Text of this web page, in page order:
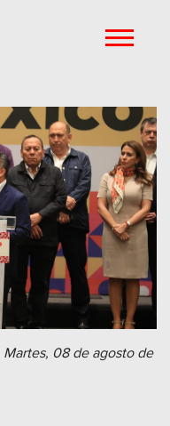
Martes, 08 de agosto de